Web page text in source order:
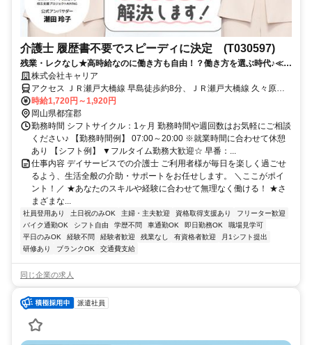
介護士 履歴書不要でスピーディに決定 (T030597)
残業・レクなし★高時給なのに働き方も自由！？働き方を選ぶ時代♪≪岡
山県都窪郡早島町周辺≫
株式会社キャリア
アクセス ＪＲ瀬戸大橋線 早島徒歩約8分、ＪＲ瀬戸大橋線 久々原徒
歩約14分、ＪＲ瀬戸大橋線 備中箕島徒歩約31分
時給1,720円～1,920円
岡山県都窪郡
勤務時間 シフトサイクル：1ヶ月 勤務時間や週回数はお気軽にご相談
ください♪ 【勤務時間例】 07:00～20:00 ※就業時間に合わせて休憩
あり 【シフト例】 ▼フルタイム勤務大歓迎☆ 早番：...
仕事内容 デイサービスでの介護士 ご利用者様が毎日を楽しく過ごせ
るよう、生活全般の介助・サポートをお任せします。 ＼ここがポイ
ント！／ ★あなたのスキルや経験に合わせて無理なく働ける！ ★さ
まざまな...
社員登用あり 土日祝のみOK 主婦・主夫歓迎 資格取得支援あり
フリーター歓迎
バイク通勤OK
シフト自由 学歴不問 車通勤OK 即日勤務OK
職場見学可
平日のみOK
経験不問 経験者歓迎 残業なし 有資格者歓迎
月1シフト提出
研修あり
ブランクOK 交通費支給
同じ企業の求人
派遣社員